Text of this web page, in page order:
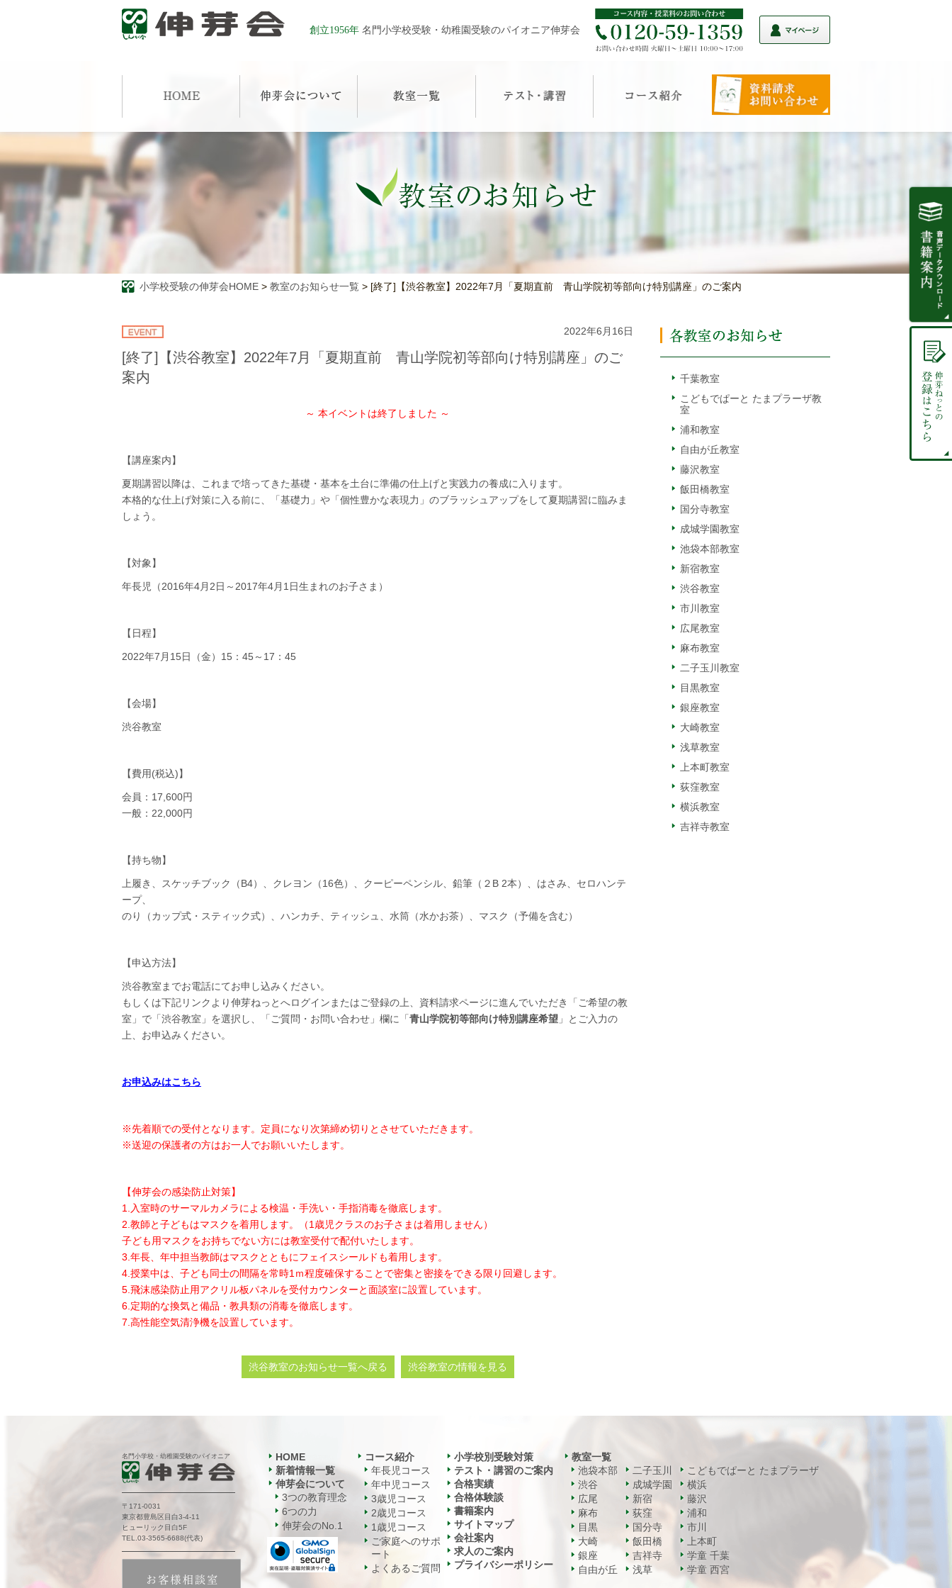
創立1956年 名門小学校受験・幼稚園受験のパイオニア伸芽会
小学校受験の伸芽会HOME > 教室のお知らせ一覧 > [終了]【渋谷教室】2022年7月「夏期直前 青山学院初等部向け特別講座」のご案内
2022年6月16日
[終了]【渋谷教室】2022年7月「夏期直前 青山学院初等部向け特別講座」のご
案内
～ 本イベントは終了しました ～
【講座案内】
夏期講習以降は、これまで培ってきた基礎・基本を土台に準備の仕上げと実践力の養成に入ります。
本格的な仕上げ対策に入る前に、「基礎力」や「個性豊かな表現力」のブラッシュアップをして夏期講習に臨みま
しょう。
【対象】
年長児（2016年4月2日～2017年4月1日生まれのお子さま）
【日程】
2022年7月15日（金）15：45～17：45
【会場】
渋谷教室
【費用(税込)】
会員：17,600円
一般：22,000円
【持ち物】
上履き、スケッチブック（B4）、クレヨン（16色）、クーピーペンシル、鉛筆（２B 2本）、はさみ、セロハンテ
ープ、
のり（カップ式・スティック式）、ハンカチ、ティッシュ、水筒（水かお茶）、マスク（予備を含む）
【申込方法】
渋谷教室までお電話にてお申し込みください。
もしくは下記リンクより伸芽ねっとへログインまたはご登録の上、資料請求ページに進んでいただき「ご希望の教
室」で「渋谷教室」を選択し、「ご質問・お問い合わせ」欄に「 青山学院初等部向け特別講座希望 」とご入力の
上、お申込みください。
お申込みはこちら
※先着順での受付となります。定員になり次第締め切りとさせていただきます。
※送迎の保護者の方はお一人でお願いいたします。
【伸芽会の感染防止対策】
1.入室時のサーマルカメラによる検温・手洗い・手指消毒を徹底します。
2.教師と子どもはマスクを着用します。（1歳児クラスのお子さまは着用しません）
子ども用マスクをお持ちでない方には教室受付で配付いたします。
3.年長、年中担当教師はマスクとともにフェイスシールドも着用します。
4.授業中は、子ども同士の間隔を常時1ｍ程度確保することで密集と密接をできる限り回避します。
5.飛沫感染防止用アクリル板パネルを受付カウンターと面談室に設置しています。
6.定期的な換気と備品・教具類の消毒を徹底します。
7.高性能空気清浄機を設置しています。
渋谷教室のお知らせ一覧へ戻る 渋谷教室の情報を見る
千葉教室
こどもでぱーと たまプラーザ教
室
浦和教室
自由が丘教室
藤沢教室
飯田橋教室
国分寺教室
成城学園教室
池袋本部教室
新宿教室
渋谷教室
市川教室
広尾教室
麻布教室
二子玉川教室
目黒教室
銀座教室
大崎教室
浅草教室
上本町教室
荻窪教室
横浜教室
吉祥寺教室
名門小学校・幼稚園受験のパイオニア
〒171-0031
東京都豊島区目白3-4-11
ヒューリック目白5F
TEL.03-3565-6688(代表)
HOME
新着情報一覧
伸芽会について
3つの教育理念
6つの力
伸芽会のNo.1
コース紹介
年長児コース
年中児コース
3歳児コース
2歳児コース
1歳児コース
ご家庭へのサポ
ート
よくあるご質問
小学校別受験対策
テスト・講習のご案内
合格実績
合格体験談
書籍案内
サイトマップ
会社案内
求人のご案内
プライバシーポリシー
教室一覧
池袋本部
渋谷
広尾
麻布
目黒
大崎
銀座
自由が丘
二子玉川
成城学園
新宿
荻窪
国分寺
飯田橋
吉祥寺
浅草
こどもでぱーと たまプラーザ
横浜
藤沢
浦和
市川
上本町
学童 千葉
学童 西宮